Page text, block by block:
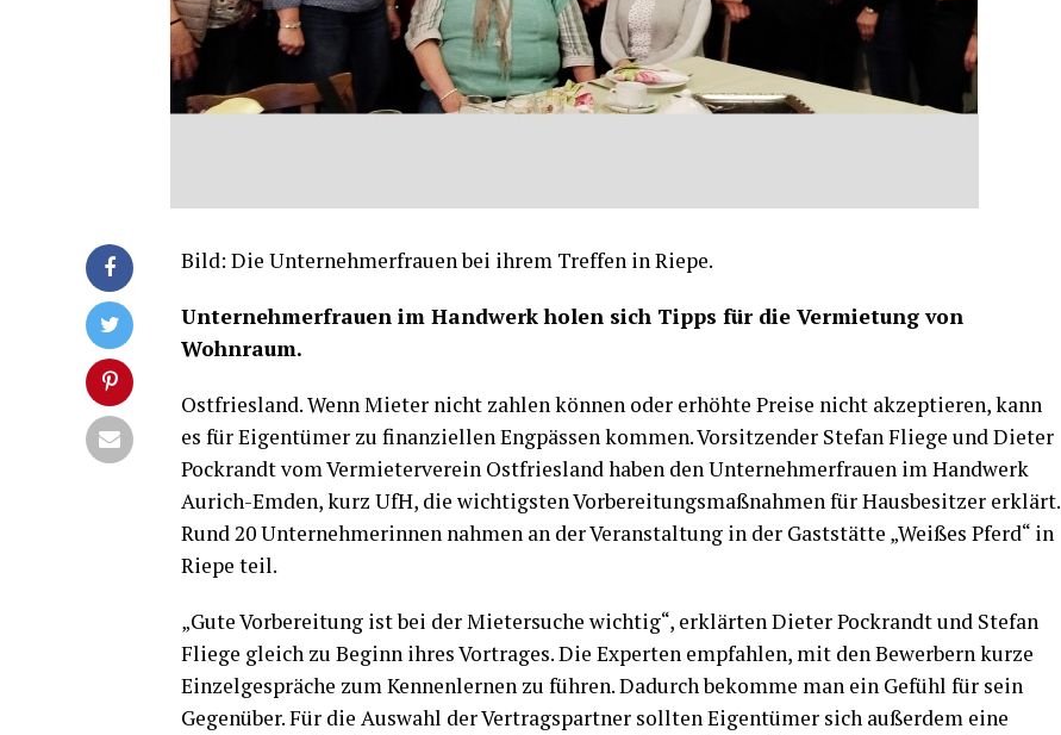
Bild: Die Unter­neh­mer­frau­en bei ihrem Tref­fen in Riepe.
Unter­neh­mer­frau­en im Hand­werk holen sich Tipps für die Ver­mie­tung von
Wohnraum.
Ost­fries­land. Wenn Mie­ter nicht zah­len kön­nen oder erhöh­te Prei­se nicht akzep­tie­ren, kann
es für Eigen­tü­mer zu finan­zi­el­len Eng­päs­sen kom­men. Vor­sit­zen­der Ste­fan Flie­ge und Die­ter
Pock­randt vom Ver­mie­ter­ver­ein Ost­fries­land haben den Unter­neh­mer­frau­en im Hand­werk
Aurich-Emden, kurz UfH, die wich­tigs­ten Vor­be­rei­tungs­maß­nah­men für Haus­be­sit­zer erklärt.
Rund 20 Unter­neh­me­rin­nen nah­men an der Ver­an­stal­tung in der Gast­stät­te „Wei­ßes Pferd“ in
Rie­pe teil.
„Gute Vor­be­rei­tung ist bei der Mie­ter­su­che wich­tig“, erklär­ten Die­ter Pock­randt und Ste­fan
Flie­ge gleich zu Beginn ihres Vor­tra­ges. Die Exper­ten emp­fah­len, mit den Bewer­bern kur­ze
Ein­zel­ge­sprä­che zum Ken­nen­ler­nen zu füh­ren. Dadurch bekom­me man ein Gefühl für sein
Gegen­über. Für die Aus­wahl der Ver­trags­part­ner soll­ten Eigen­tü­mer sich außer­dem eine